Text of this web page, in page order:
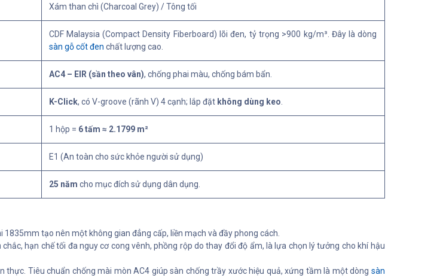
Xám than chì (Charcoal Grey) / Tông tối
CDF Malaysia (Compact Density Fiberboard) lõi đen, tỷ trọng >900 kg/m³. Đây là dòng
sàn gỗ cốt đen chất lượng cao.
AC4 – EIR (sần theo vân), chống phai màu, chống bám bẩn.
K-Click, có V-groove (rãnh V) 4 cạnh; lắp đặt không dùng keo
1 hộp = 6 tấm ≈ 2.1799 m²
E1 (An toàn cho sức khỏe người sử dụng)
25 năm cho mục đích sử dụng dân dụng.
tạo nên một không gian đẳng cấp, liền mạch và đầy phong cách.
chắc, hạn chế tối đa nguy cơ cong vênh, phồng rộp do thay đổi độ ẩm, là lựa chọn lý tưởng cho khí hậu
thực. Tiêu chuẩn chống mài mòn AC4 giúp sàn chống trầy xước hiệu quả, xứng tầm là một dòng sàn